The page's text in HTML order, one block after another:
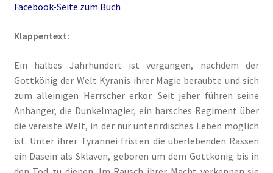
Das Verlagsteam
Datenschutzerklärung
Die Dunkelmagierchroniken
Die Dunkelmagierchroniken Bd. 1
Die Dunkelmagierchroniken Bd. 2
Facebook-Seite zum Buch
Klappentext:
Ein halbes Jahrhundert ist vergangen, nachdem der
Gottkönig der Welt Kyranis ihrer Magie beraubte und sich
zum alleinigen Herrscher erkor. Seit jeher führen seine
Anhänger, die Dunkelmagier, ein harsches Regiment über
die vereiste Welt, in der nur unterirdisches Leben möglich
ist. Unter ihrer Tyrannei fristen die überlebenden Rassen
ein Dasein als Sklaven, geboren um dem Gottkönig bis in